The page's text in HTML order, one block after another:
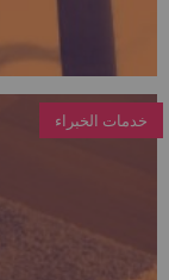
خدمات الخبراء